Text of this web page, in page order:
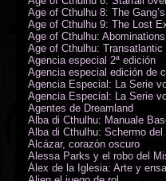
Age of Cthulhu 8: The Gang’s
Age of Cthulhu 9: The Lost
Age of Cthulhu: Abominations
Age of Cthulhu: Transatlantic
Agencia especial 2ª edición
Agencia especial edición de
Agencia Especial: La Serie
Agencia Especial: La Serie
Agentes de Dreamland
Alba di Cthulhu: Manuale
Alba di Cthulhu: Schermo del
Alcázar, corazón oscuro
Alessa Parks y el robo del
Álex de la Iglesia: Arte y